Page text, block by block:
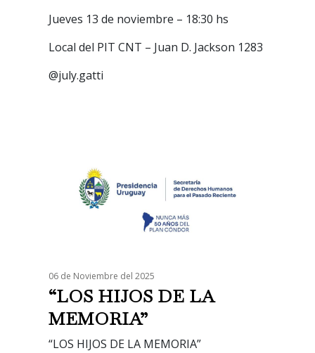
Jueves 13 de noviembre – 18:30 hs
Local del PIT CNT – Juan D. Jackson 1283
@july.gatti
06 de Noviembre del 2025
“LOS HIJOS DE LA
MEMORIA”
“LOS HIJOS DE LA MEMORIA”